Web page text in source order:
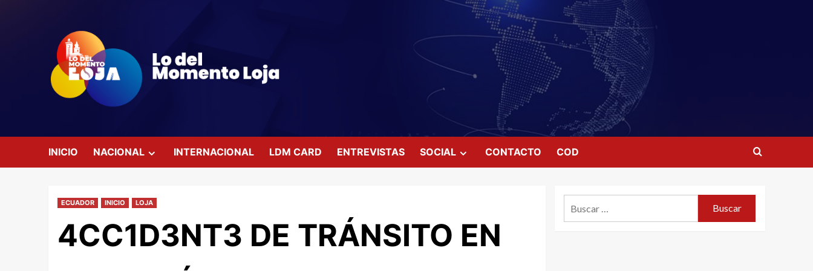
INICIO NACIONAL INTERNACIONAL LDM CARD ENTREVISTAS SOCIAL CONTACTO COD
ECUADOR INICIO LOJA
4CC1D3NT3 DE TRÁNSITO EN